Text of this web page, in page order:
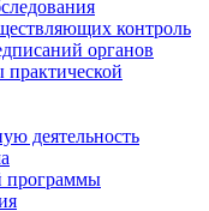
контроль
органов
деятельность
программы